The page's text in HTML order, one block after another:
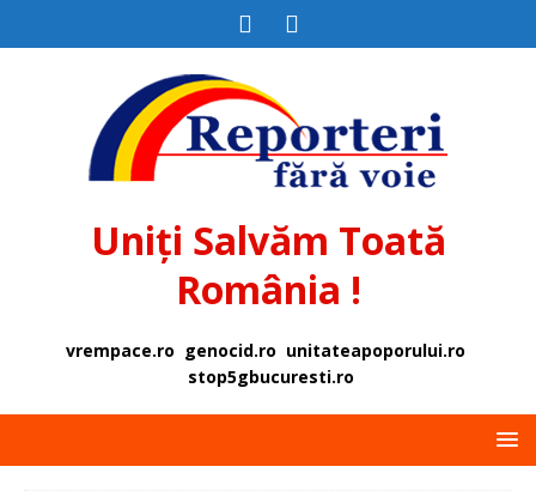
Uniți Salvăm Toată
România !
vrempace.ro genocid.ro unitateapoporului.ro
stop5gbucuresti.ro